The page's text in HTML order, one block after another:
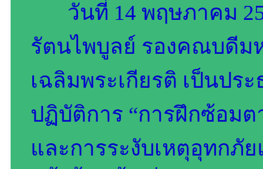
วันที่ 14 พฤษภาคม
รัตนไพบูลย์ รองคณบดีม
เฉลิมพระเกียรติ เป็นปร
ปฏิบัติการ “การฝึกซ้อม
และการระงับเหตุอุทกภั